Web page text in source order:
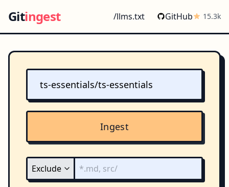
Gitingest /llms.txt GitHub 15.3k
Ingest